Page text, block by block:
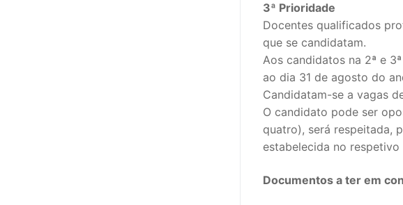
3ª Prioridade
Docentes qualificados
que se candidatam.
Aos candidatos na 2ª e
ao dia 31 de agosto do
Candidatam-se a vagas
O candidato pode ser
quatro), será respeitada,
estabelecida no
Documentos a ter em